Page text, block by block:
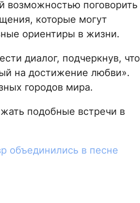
возможностью поговорить
которые могут
ориентиры в жизни.
диалог, подчеркнув, что
на достижение любви».
городов мира.
подобные встречи в
объединились в песне